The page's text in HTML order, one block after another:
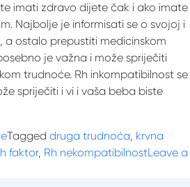
imati zdravo dijete čak i ako imate
Najbolje je informisati se o svojoj i
a ostalo prepustiti medicinskom
je važna i može spriječiti
trudnoće. Rh inkompatibilnost se
spriječiti i vi i vaša beba biste
Tagged druga trudnoća, krvna
faktor, Rh nekompatibilnostLeave a